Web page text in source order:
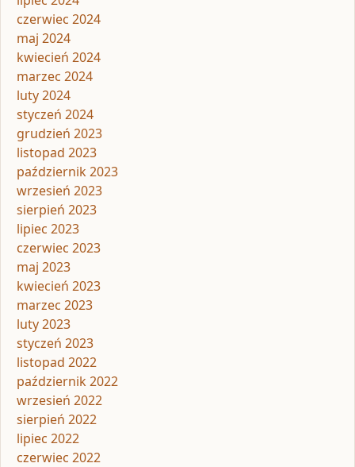
czerwiec 2024
maj 2024
kwiecień 2024
marzec 2024
luty 2024
styczeń 2024
grudzień 2023
listopad 2023
październik 2023
wrzesień 2023
sierpień 2023
lipiec 2023
czerwiec 2023
maj 2023
kwiecień 2023
marzec 2023
luty 2023
styczeń 2023
listopad 2022
październik 2022
wrzesień 2022
sierpień 2022
lipiec 2022
czerwiec 2022